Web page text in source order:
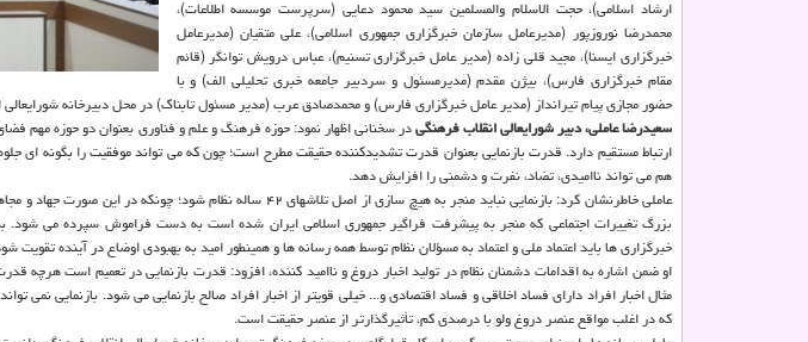
ارشاد اسلامی)، حجت الاسلام والمسلمین سید محمود دعایی (سرپرست موسسه اطلاعات)،
محمدرضا نوروزپور (مدیرعامل سازمان خبرگزاری جمهوری اسلامی)، علی متقیان (مدیرعامل
خبرگزاری ایسنا)، مجید قلی زاده (مدیر عامل خبرگزاری تسنیم)، عباس درویش توانگر (قائم
مقام خبرگزاری فارس)، بیژن مقدم (مدیرمسئول و سردبیر جامعه خبری تحلیلی الف) و با
حضور مجازی پیام تیرانداز (مدیر عامل خبرگزاری فارس) و محمدصادق عرب (مدیر مسئول تابناک) در محل دبیرخانه شورایعالی
سعیدرضا عاملی، دبیر شورایعالی انقلاب فرهنگیدر سخنانی اظهار نمود: حوزه فرهنگ و علم و فناوری بعنوان دو حوزه مهم
ارتباط مستقیم دارد. قدرت بازنمایی بعنوان قدرت تشدیدکننده حقیقت مطرح است؛ چون که می تواند موفقیت را بگونه ای
هم می تواند ناامیدی، تضاد، نفرت و دشمنی را افزایش دهد.
عاملی خاطرنشان کرد: بازنمایی نباید منجر به هیچ سازی از اصل تلاشهای ۴۲
بزرگ تغییرات اجتماعی که منجر به پیشرفت فراگیر جمهوری اسلامی ایران شده است به دست فراموش سپرده می شود.
خبرگزاری ها باید اعتماد ملی و اعتماد به مسؤلان نظام توسط همه رسانه ها و همینطور امید به بهبودی اوضاع در آینده تقویت
او ضمن اشاره به اقدامات دشمنان نظام در تولید اخبار دروغ و ناامید کننده، افزود: قدرت بازنمایی در تعمیم است هرچه
مثال اخبار افراد دارای فساد اخلاقی و فساد اقتصادی و... خیلی قویتر از اخبار افراد صالح بازنمایی می شود. بازنمایی
که در اغلب مواقع عنصر دروغ ولو با درصدی کم، تأثیرگذارتر از عنصر حقیقت است.